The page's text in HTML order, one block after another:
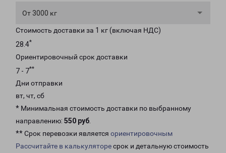
От 3000 кг
Стоимость доставки за 1 кг (включая НДС)
28.4*
Ориентировочный срок доставки
7 - 7**
Дни отправки
вт, чт, сб
* Минимальная стоимость доставки по выбранному
направлению: 550 руб.
** Срок перевозки является ориентировочным
Рассчитайте в калькуляторесрок и детальную стоимость